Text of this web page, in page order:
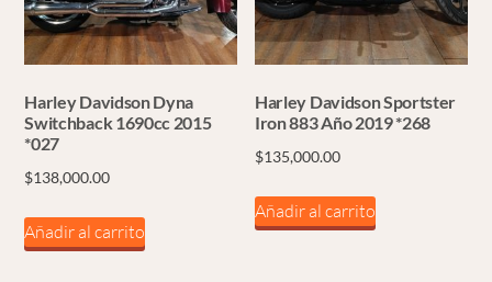
Harley Davidson Dyna
Switchback 1690cc 2015
*027
$138,000.00
Añadir al carrito
Harley Davidson Sportster
Iron 883 Año 2019 *268
$135,000.00
Añadir al carrito